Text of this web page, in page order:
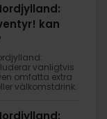
kan
vanligtvis
omfatta extra
välkomstdrink.